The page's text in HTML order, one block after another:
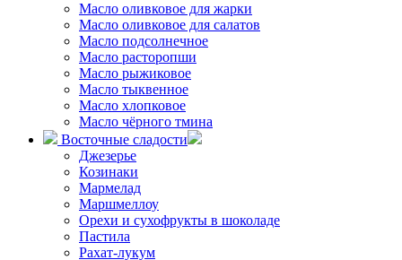
Масло оливковое для жарки
Масло оливковое для салатов
Масло подсолнечное
Масло расторопши
Масло рыжиковое
Масло тыквенное
Масло хлопковое
Масло чёрного тмина
Восточные сладости
Джезерье
Козинаки
Мармелад
Маршмеллоу
Орехи и сухофрукты в шоколаде
Пастила
Рахат-лукум